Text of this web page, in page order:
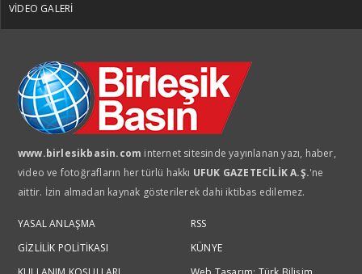
VİDEO GALERİ
www.birlesikbasin.com internet sitesinde yayınlanan yazı, haber,
video ve fotoğrafların her türlü hakkı UFUK GAZETECİLİK A.Ş.'ne
aittir. İzin almadan kaynak gösterilerek dahi iktibas edilemez.
YASAL ANLAŞMA
GİZLİLİK POLİTİKASI
RSS
KÜNYE